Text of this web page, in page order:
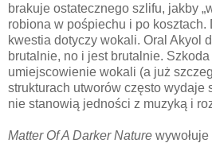
brakuje ostatecznego szlifu, jakby
robiona w pośpiechu i po kosztach.
kwestia dotyczy wokali. Oral Akyol
brutalnie, no i jest brutalnie.
umiejscowienie wokali (a już
strukturach utworów często wydaje
nie stanowią jedności z muzyką i
Matter Of A Darker Nature